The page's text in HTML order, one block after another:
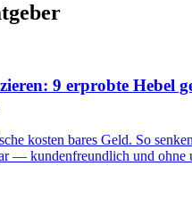
9 erprobte Hebel
kosten bares Geld. So
— kundenfreundlich und ohne